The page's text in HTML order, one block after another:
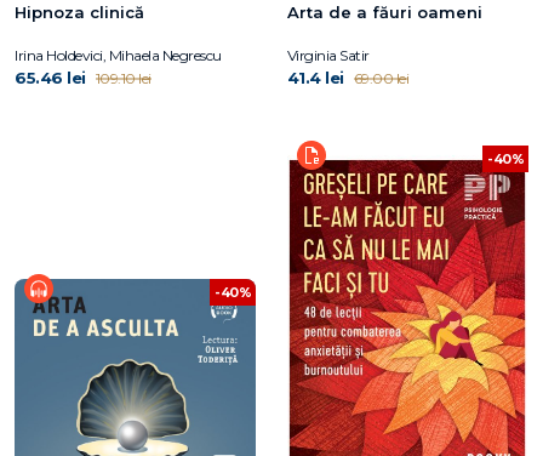
Hipnoza clinică
Irina Holdevici, Mihaela Negrescu
65.46 lei 109.10 lei
Arta de a făuri oameni
Virginia Satir
41.4 lei 69.00 lei
-40%
-40%